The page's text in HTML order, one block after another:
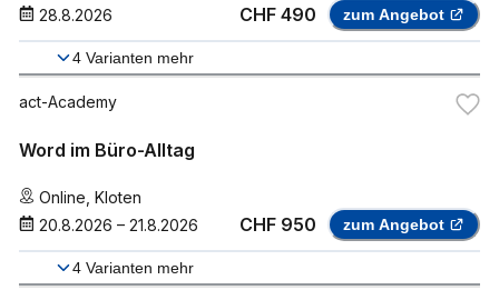
28.8.2026
CHF 490 zum Angebot
4 Varianten mehr
act-Academy
Word im Büro-Alltag
Online Kloten
20.8.2026 – 21.8.2026 CHF 950 zum Angebot
4 Varianten mehr